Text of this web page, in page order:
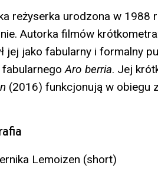
reżyserka urodzona w 1988
Autorka filmów
jej jako fabularny i formalny
fabularnegoAro berria. Jej
(2016) funkcjonują w obiegu
Lemoizen (short)